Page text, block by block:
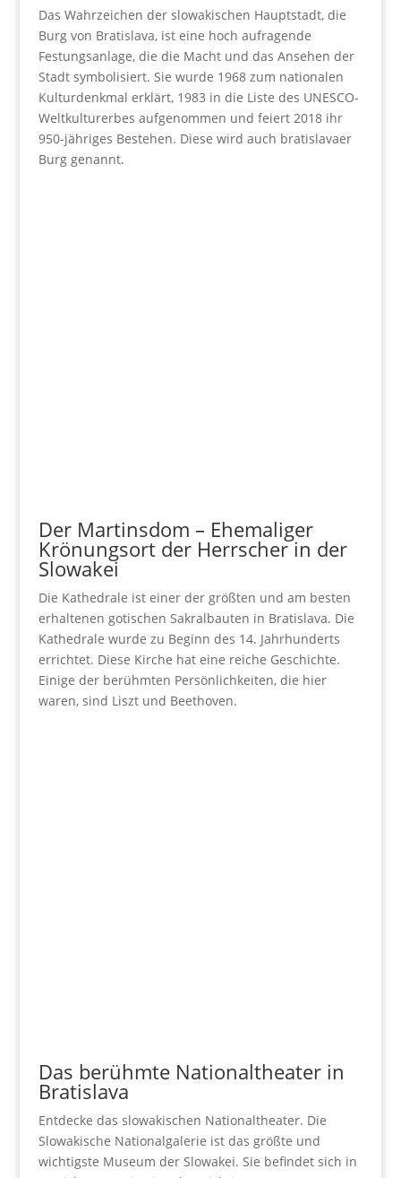
Das Wahrzeichen der slowakischen Hauptstadt, die
Burg von Bratislava, ist eine hoch aufragende
Festungsanlage, die die Macht und das Ansehen der
Stadt symbolisiert. Sie wurde 1968 zum nationalen
Kulturdenkmal erklärt, 1983 in die Liste des UNESCO-
Weltkulturerbes aufgenommen und feiert 2018 ihr
950-jähriges Bestehen. Diese wird auch bratislavaer
Burg genannt.
Der Martinsdom – Ehemaliger
Krönungsort der Herrscher in der
Slowakei
Die Kathedrale ist einer der größten und am besten
erhaltenen gotischen Sakralbauten in Bratislava. Die
Kathedrale wurde zu Beginn des 14. Jahrhunderts
errichtet. Diese Kirche hat eine reiche Geschichte.
Einige der berühmten Persönlichkeiten, die hier
waren, sind Liszt und Beethoven.
Das berühmte Nationaltheater in
Bratislava
Entdecke das slowakischen Nationaltheater. Die
Slowakische Nationalgalerie ist das größte und
wichtigste Museum der Slowakei. Sie befindet sich in